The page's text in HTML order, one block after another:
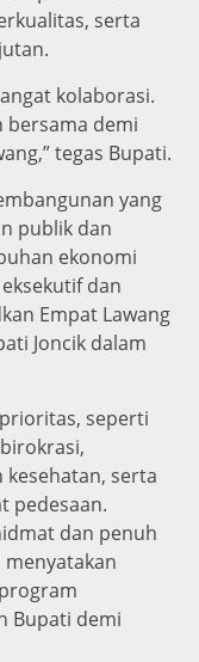
serta
kolaborasi.
bersama demi
tegas Bupati.
yang
publik dan
ekonomi
dan
Empat Lawang
Joncik dalam
seperti
serta
pedesaan.
dan penuh
menyatakan
Bupati demi